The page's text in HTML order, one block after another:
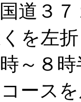
道３
を左
～８
ース